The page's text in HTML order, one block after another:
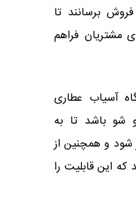
برسانند تا
مشتریان فراهم
آسیاب عطاری
شو باشد تا به
شود و همچنین از
این قابلیت را